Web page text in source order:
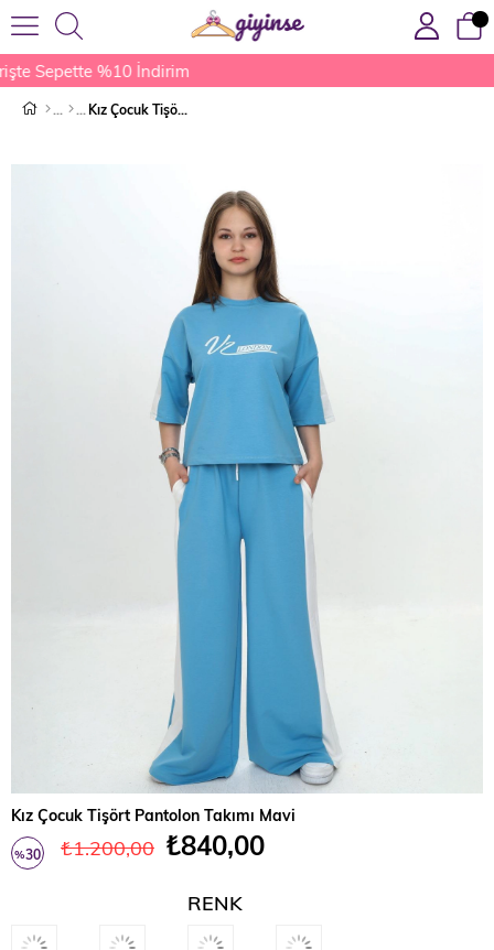
Sepette %10 İndirim
Kız Çocuk Tişört Pantolon Takımı Mavi
Kız Çocuk Tişört Pantolon Takımı Mavi
%30 ₺1.200,00 ₺840,00
RENK